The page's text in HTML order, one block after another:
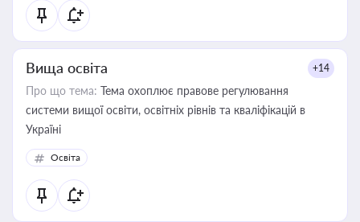
Вища освіта +14
Про що тема: Тема охоплює правове регулювання
системи вищої освіти, освітніх рівнів та кваліфікацій в
Україні
Освіта